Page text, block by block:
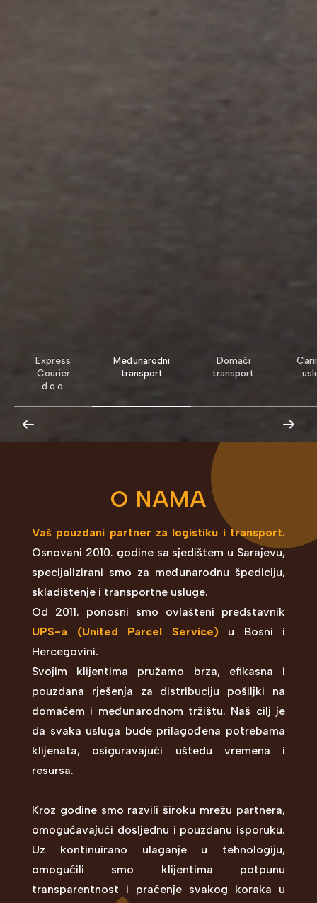
Express
Courier
d.o.o.
Međunarodni
transport
Domaći
transport
arrow_left_alt arrow_right_alt
O NAMA
Vaš pouzdani partner za logistiku i transport.
Osnovani 2010. godine sa sjedištem u Sarajevu,
specijalizirani smo za međunarodnu špediciju,
skladištenje i transportne usluge.
Od 2011. ponosni smo ovlašteni predstavnik
UPS-a (United Parcel Service)u Bosni i
Hercegovini.
Svojim klijentima pružamo brza, efikasna i
pouzdana rješenja za distribuciju pošiljki na
domaćem i međunarodnom tržištu. Naš cilj je
da svaka usluga bude prilagođena potrebama
klijenata, osiguravajući uštedu vremena i
resursa.
Kroz godine smo razvili široku mrežu partnera,
omogućavajući dosljednu i pouzdanu isporuku.
Uz kontinuirano ulaganje u tehnologiju,
omogućili smo klijentima potpunu
transparentnost i praćenje svakog koraka u